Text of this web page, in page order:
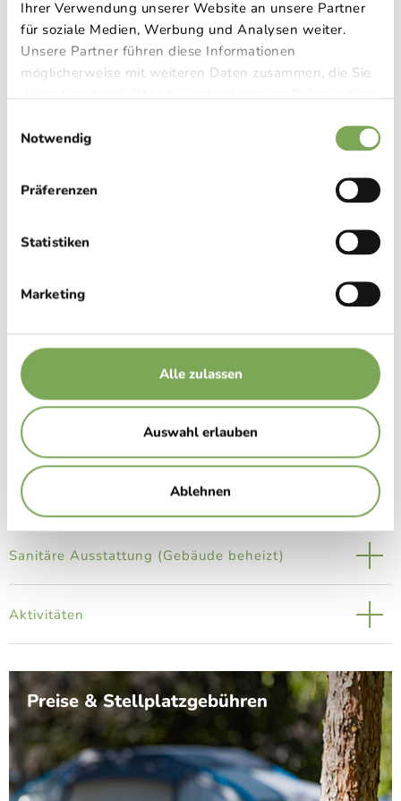
Ihrer Verwendung unserer Website an unsere Partner
für soziale Medien, Werbung und Analysen weiter.
Unsere Partner führen diese Informationen
möglicherweise mit weiteren Daten zusammen, die Sie
Notwendig
Präferenzen
Statistiken
Marketing
Alle zulassen
Auswahl erlauben
Ablehnen
Wascheinrichtungen
Sanitäre Ausstattung (Gebäude beheizt)
Aktivitäten
Preise & Stellplatzgebühren